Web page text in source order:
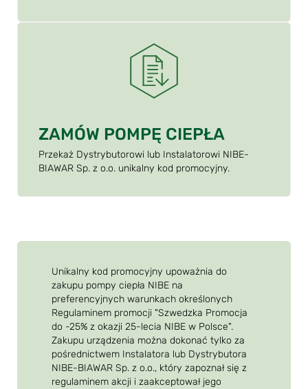
ZAMÓW POMPĘ CIEPŁA
Przekaż Dystrybutorowi lub Instalatorowi NIBE-
BIAWAR Sp. z o.o. unikalny kod promocyjny.
Unikalny kod promocyjny upoważnia do
zakupu pompy ciepła NIBE na
preferencyjnych warunkach określonych
Regulaminem promocji "Szwedzka Promocja
do -25% z okazji 25-lecia NIBE w Polsce".
Zakupu urządzenia można dokonać tylko za
pośrednictwem Instalatora lub Dystrybutora
NIBE-BIAWAR Sp. z o.o., który zapoznał się z
regulaminem akcji i zaakceptował jego